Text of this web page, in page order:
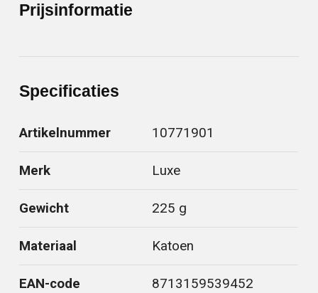
Prijsinformatie
Specificaties
Artikelnummer 10771901
Merk Luxe
Gewicht 225 g
Materiaal Katoen
EAN-code 8713159539452